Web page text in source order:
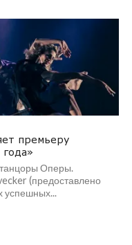
премьеру
Оперы.
(предоставлено
успешных...